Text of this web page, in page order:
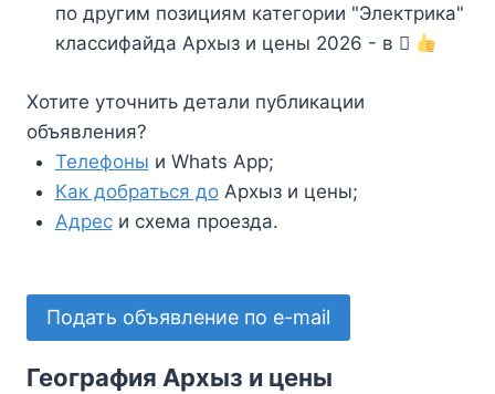
по другим позициям категории "Электрика"
классифайда Архыз и цены 2026 - в
Хотите уточнить детали публикации
объявления?
Телефоны и Whats App;
Как добраться доАрхыз и цены;
Адреси схема проезда.
Подать объявление по e-mail
География Архыз и цены